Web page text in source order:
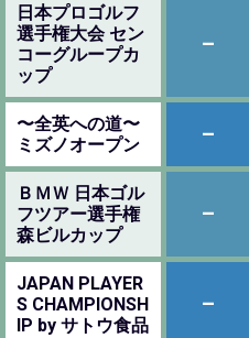
日本プロゴルフ
選手権大会 セン
コーグループカ
ップ
–
〜全英への道〜
ミズノオープン
–
ＢＭＷ 日本ゴル
フツアー選手権
森ビルカップ
–
JAPAN PLAYER
S CHAMPIONSH
IP by サトウ食品
–